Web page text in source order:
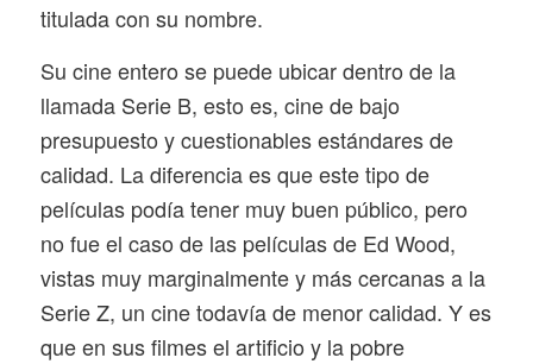
titulada con su nombre.
Su cine entero se puede ubicar dentro de la
llamada Serie B, esto es, cine de bajo
presupuesto y cuestionables estándares de
calidad. La diferencia es que este tipo de
películas podía tener muy buen público, pero
no fue el caso de las películas de Ed Wood,
vistas muy marginalmente y más cercanas a la
Serie Z, un cine todavía de menor calidad. Y es
que en sus filmes el artificio y la pobre